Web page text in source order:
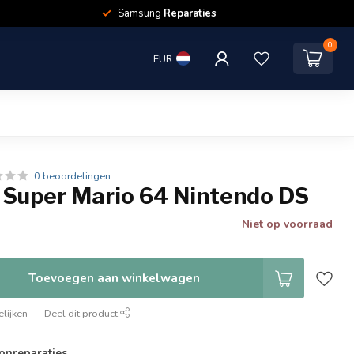
Samsung Reparaties
EUR
0
0 beoordelingen
Mario 64 Nintendo DS
Niet op voorraad
Toevoegen aan winkelwagen
Deel dit product